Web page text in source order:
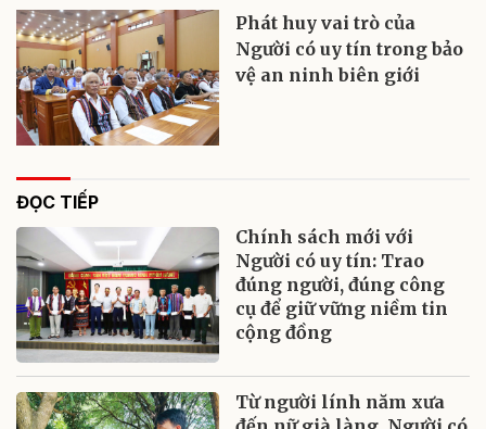
Phát huy vai trò của
Người có uy tín trong bảo
vệ an ninh biên giới
ĐỌC TIẾP
Chính sách mới với
Người có uy tín: Trao
đúng người, đúng công
cụ để giữ vững niềm tin
cộng đồng
Từ người lính năm xưa